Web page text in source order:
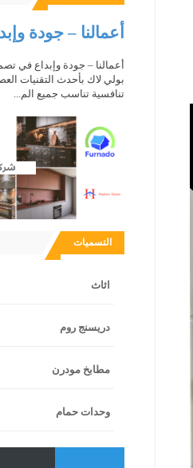
أعمالنا – جودة
أعمالنا – جودة وإبداع في
بولي لاك بأحدث التقنيات
تنافسية تناسب جميع الم...
التسميات
اثاث
دريسنج روم
مطابخ مودرن
وحدات حمام